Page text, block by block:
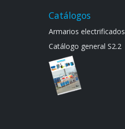
Catálogos
Armarios electrif​icad​os
Catálogo general S​2.2